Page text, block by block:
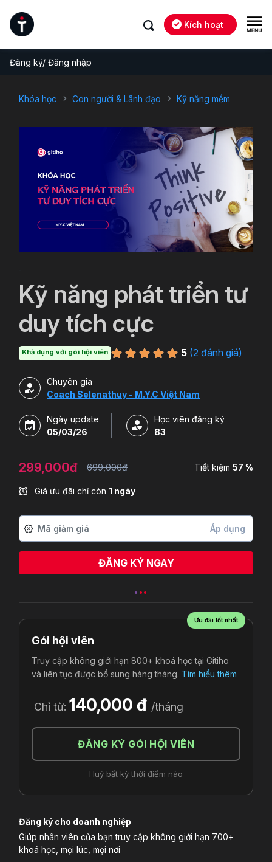
Kích hoạt
Đăng ký/ Đăng nhập
Khóa học Con người & Lãnh đạo Kỹ năng mềm
Kỹ năng phát triển tư
duy tích cực
Khả dụng với gói hội viên 5 (2 đánh giá)
Chuyên gia
Coach Selenathuy - M.Y.C Việt Nam
Ngày update
05/03/26
Học viên đăng ký
83
299,000đ 699,000đ Tiết kiệm 57 %
Giá ưu đãi chỉ còn 1 ngày
Áp dụng
ĐĂNG KÝ NGAY
Ưu đãi tốt nhất
Gói hội viên
Truy cập không giới hạn 800+ khoá học tại Gitiho
và liên tục được bổ sung hàng tháng. Tìm hiểu thêm
Chỉ từ: 140,000 đ /tháng
ĐĂNG KÝ GÓI HỘI VIÊN
Huỷ bất kỳ thời điểm nào
Đăng ký cho doanh nghiệp
Giúp nhân viên của bạn truy cập không giới hạn 700+
khoá học, mọi lúc, mọi nơi